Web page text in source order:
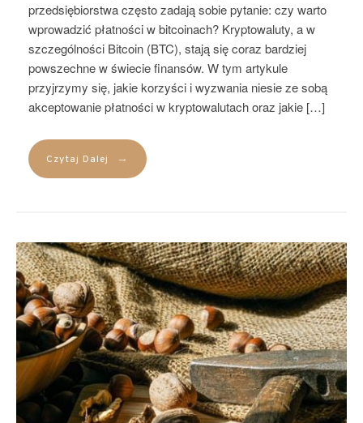
przedsiębiorstwa często zadają sobie pytanie: czy warto
wprowadzić płatności w bitcoinach? Kryptowaluty, a w
szczególności Bitcoin (BTC), stają się coraz bardziej
powszechne w świecie finansów. W tym artykule
przyjrzymy się, jakie korzyści i wyzwania niesie ze sobą
akceptowanie płatności w kryptowalutach oraz jakie […]
Czytaj Dalej →